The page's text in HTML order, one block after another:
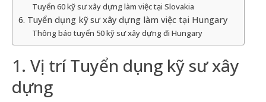
Tuyển 60 kỹ sư xây dựng làm việc tại Slovakia
6. Tuyển dụng kỹ sư xây dựng làm việc tại Hungary
Thông báo tuyển 50 kỹ sư xây dựng đi Hungary
1. Vị trí Tuyển dụng kỹ sư xây
dựng